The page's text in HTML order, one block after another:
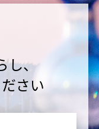
し、
さい